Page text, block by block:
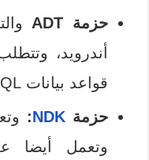
حزمة ADT
أندرويد،
قواعد بيانات SQL.
حزمةNDK
:
وتعمل أيضا